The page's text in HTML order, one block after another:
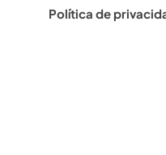
Política de